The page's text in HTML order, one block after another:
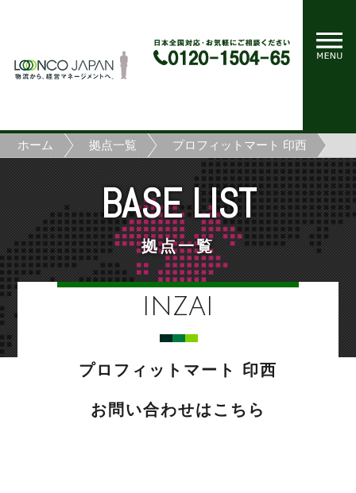
ホーム 拠点一覧 プロフィットマート 印西
BASE LIST
拠点一覧
INZAI
プロフィットマート 印西
お問い合わせはこちら